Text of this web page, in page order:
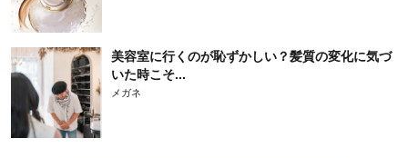
美容室に行くのが恥ずかしい？髪質の変化に気づ
いた時こそ...
メガネ